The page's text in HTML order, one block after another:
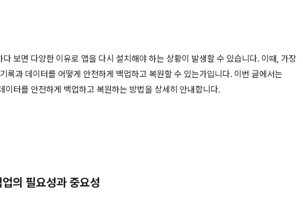
다 보면 다양한 이유로 앱을 다시 설치해야 하는 상황이 발생할 수 있습니다. 이때, 가장
록과 데이터를 어떻게 안전하게 백업하고 복원할 수 있는가입니다. 이번 글에서는
이터를 안전하게 백업하고 복원하는 방법을 상세히 안내합니다.
의 필요성과 중요성